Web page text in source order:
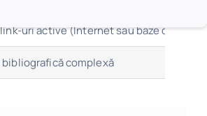
uri active (Internet sau baze de
complexă